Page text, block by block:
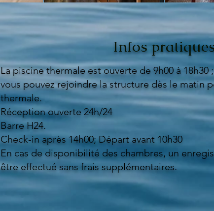
Infos
La piscine thermale est ouverte de 9h00 à 18h30 ;
vous pouvez rejoindre la structure dès le matin
thermale.
Réception ouverte 24h/24
Barre H24.
Check-in après 14h00; Départ avant 10h30
En cas de disponibilité des chambres, un
être effectué sans frais supplémentaires.